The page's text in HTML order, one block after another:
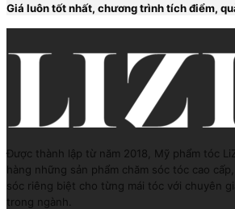
Giá luôn tốt nhất, chương trình tích điểm,
Được thành lập từ năm 2018, Mỹ phẩm tóc
hàng những sản phẩm chăm sóc tóc cao
sóc riêng biệt cho từng mái tóc với chuyên
trong ngành.